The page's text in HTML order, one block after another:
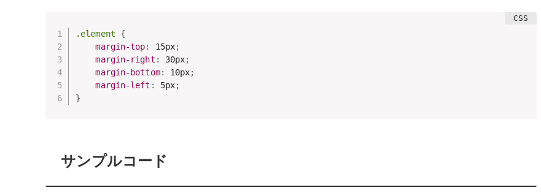
.element
{
margin-top: 15px;
margin-right : 30px;
margin-bottom: 10px;
margin-left : 5px;
}
サンプルコード